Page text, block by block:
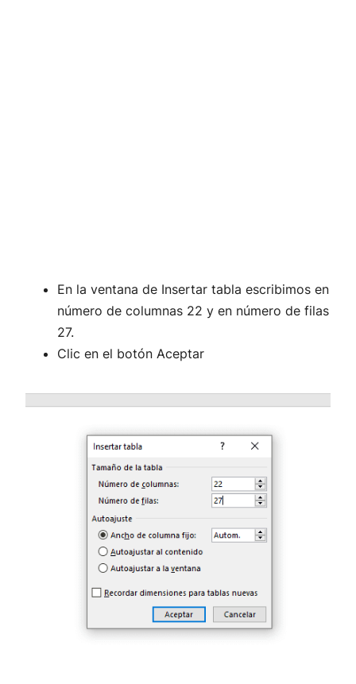
En la ventana de Insertar tabla escribimos en
número de columnas 22 y en número de filas
27.
Clic en el botón Aceptar